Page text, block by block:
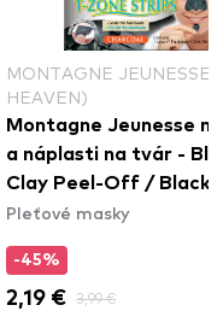
MONTAGNE JEUNESSE
HEAVEN)
Montagne Jeunesse
a náplasti na tvár -
Clay Peel-Off /
T-Zone Strips
Pleťové masky
-45%
2,19 € 3,99 €